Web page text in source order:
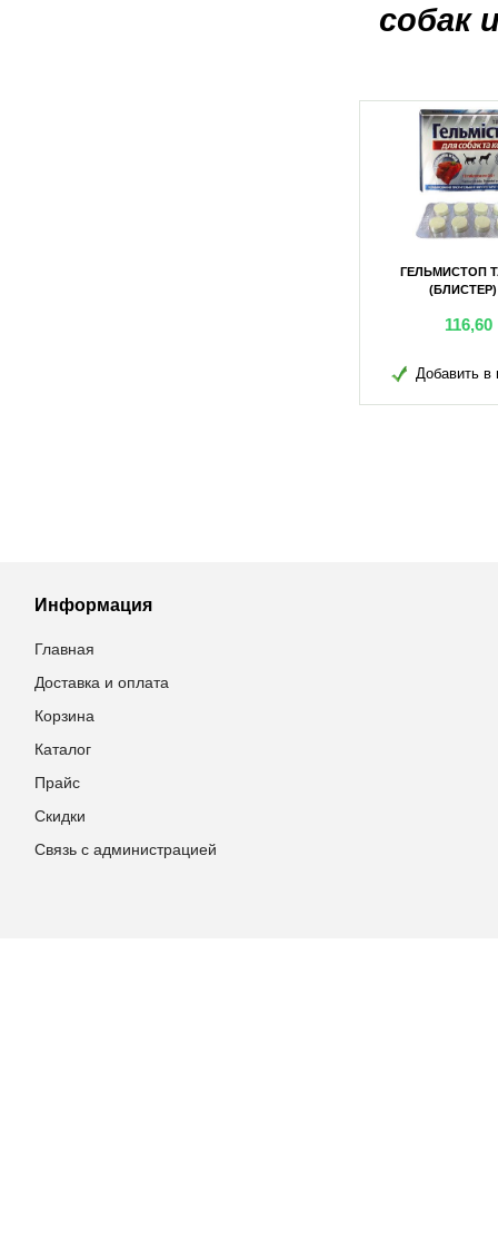
собак
ГЕЛЬМИСТОП
116,60
Добавить в
Информация
Главная
Доставка и оплата
Корзина
Каталог
Прайс
Скидки
Связь с администрацией